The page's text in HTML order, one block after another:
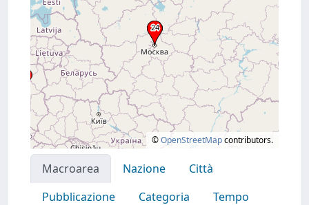
©OpenStreetMapcontributors.
Macroarea Nazione
Città
Pubblicazione
Categoria
Tempo